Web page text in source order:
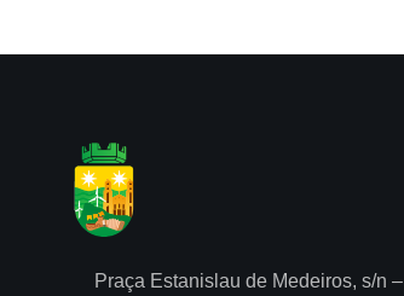
Praça Estanislau de Medeiros, s/n –